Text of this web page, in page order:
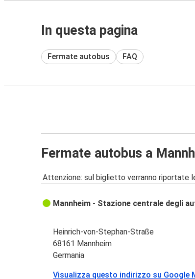
In questa pagina
Fermate autobus FAQ
Fermate autobus a
Attenzione: sul biglietto verranno riportate
Mannheim - Stazione centrale degli
Heinrich-von-Stephan-Straße
68161 Mannheim
Germania
Visualizza questo indirizzo su Google